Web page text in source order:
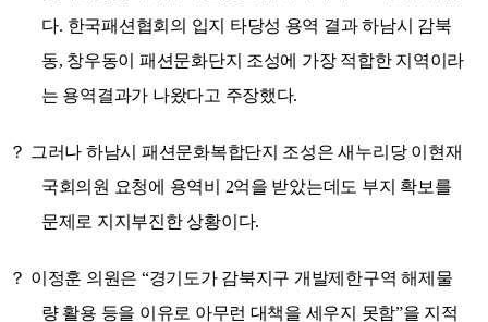
다. 한국패션협회 의 입지 타당성 용역 결과 하남시 감북
동, 창우동이 패션문화단지 조성에 가장 적합한 지역이라
는 용역결과가 나왔다고 주장했다.
？ 그러나 하남시 패션문화복합단지 조성은 새누리당 이현재
국회의원 요청에 용역비 2억을 받았는데도 부지 확보를
문제로 지지부진한 상황이다.
？ 이정훈 의원은 “경기도가 감북지구 개발제한구역 해제물
량 활용 등을 이유로 아무런 대책을 세우지 못함”을 지적